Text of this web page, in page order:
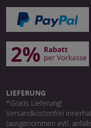
LIEFERUNG
*Gratis Lieferung!
Versandkostenfrei
(ausgenommen evtl.